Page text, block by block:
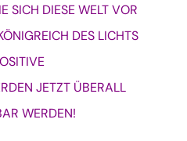
SICH DIESE WELT VOR
DES LICHTS
JETZT ÜBERALL
WERDEN!